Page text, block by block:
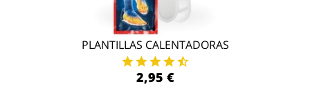
PLANTILLAS CALENTADORAS
2,95 €